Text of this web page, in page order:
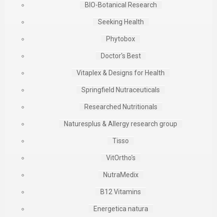
BIO-Botanical Research
Seeking Health
Phytobox
Doctor's Best
Vitaplex & Designs for Health
Springfield Nutraceuticals
Researched Nutritionals
Naturesplus & Allergy research group
Tisso
VitOrtho's
NutraMedix
B12 Vitamins
Energetica natura